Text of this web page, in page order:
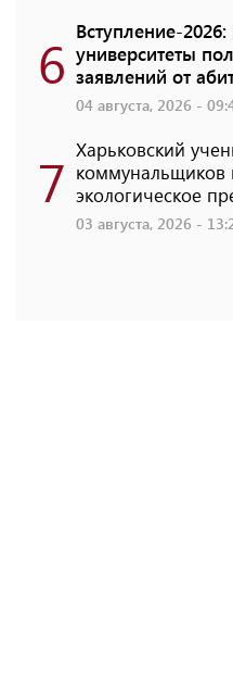
6 Вступление-
университеты
заявлений от
04 августа, 2026 -
7 Харьковский
коммунальщиков
экологическое
03 августа, 2026 -